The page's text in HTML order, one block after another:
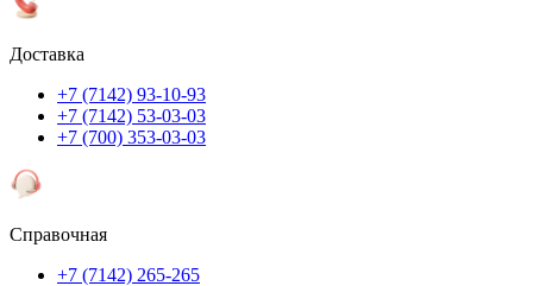
Доставка
+7 (7142) 93-10-93
+7 (7142) 53-03-03
+7 (700) 353-03-03
Справочная
+7 (7142) 265-265